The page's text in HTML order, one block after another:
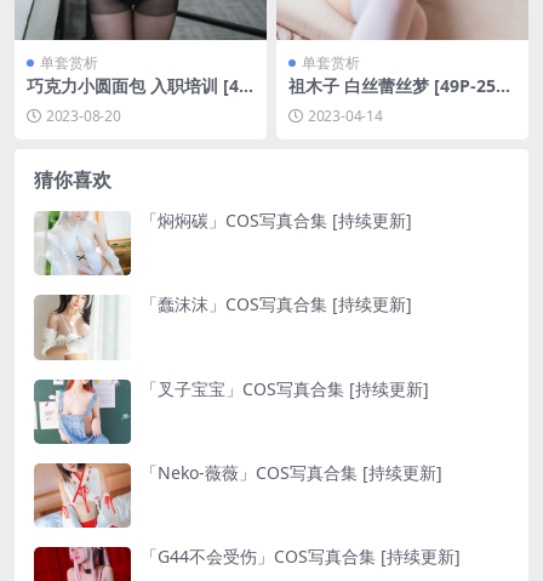
单套赏析
巧克力小圆面包 入职培训 [45
P-601MB]
2023-08-20
单套赏析
祖木子 白丝蕾丝梦 [49P-250
MB]2023-04-14
猜你喜欢
「焖焖碳」COS写真合集 [持续更新]
「蠢沫沫」COS写真合集 [持续更新]
「叉子宝宝」COS写真合集 [持续更新]
「Neko-薇薇」COS写真合集 [持续更新]
「G44不会受伤」COS写真合集 [持续更新]